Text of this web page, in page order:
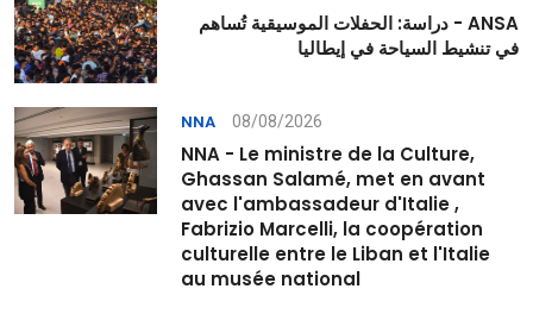
ANSA - دراسة: الحفلات الموسيقية تُساهم
في تنشيط السياحة في إيطاليا
NNA 08/08/2026
NNA - Le ministre de la Culture,
Ghassan Salamé, met en avant
avec l'ambassadeur d'Italie ,
Fabrizio Marcelli, la coopération
culturelle entre le Liban et l'Italie
au musée national